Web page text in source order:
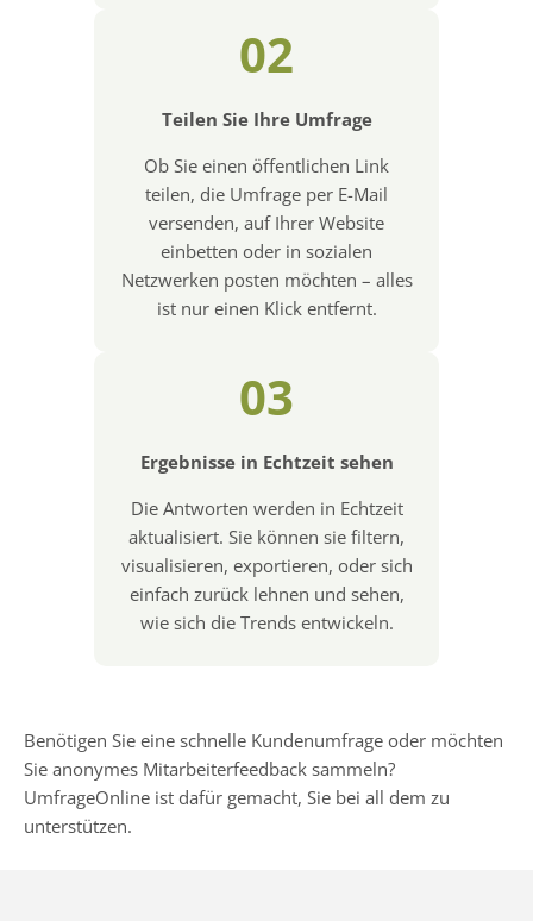
02
Teilen Sie Ihre Umfrage
Ob Sie einen öffentlichen Link
teilen, die Umfrage per E-Mail
versenden, auf Ihrer Website
einbetten oder in sozialen
Netzwerken posten möchten – alles
ist nur einen Klick entfernt.
03
Ergebnisse in Echtzeit sehen
Die Antworten werden in Echtzeit
aktualisiert. Sie können sie filtern,
visualisieren, exportieren, oder sich
einfach zurück lehnen und sehen,
wie sich die Trends entwickeln.
Benötigen Sie eine schnelle Kundenumfrage oder möchten
Sie anonymes Mitarbeiterfeedback sammeln?
UmfrageOnline ist dafür gemacht, Sie bei all dem zu
unterstützen.